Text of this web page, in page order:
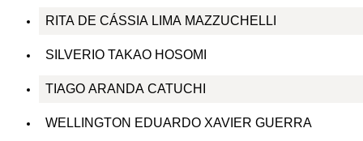
RITA DE CÁSSIA LIMA MAZZUCHELLI
SILVERIO TAKAO HOSOMI
TIAGO ARANDA CATUCHI
WELLINGTON EDUARDO XAVIER GUERRA